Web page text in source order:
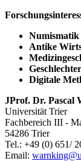
Numismatik
Antike
Digitale
JProf. Dr. Pascal
Universität Trier
Fachbereich III -
54286 Trier
Tel.: +49 (0) 651/
Email: